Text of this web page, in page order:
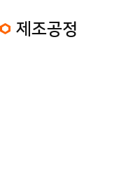
제조공정